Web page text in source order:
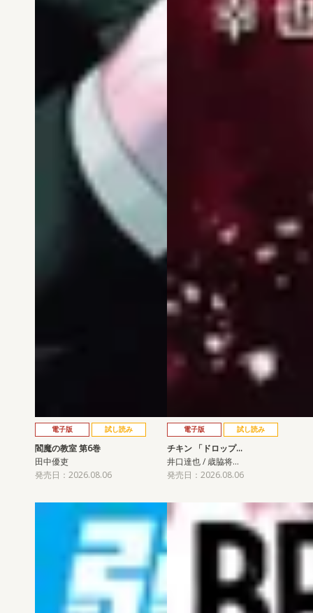
電子版 試し読み
閻魔の教室 第6巻
田中優吏
発売日：2026.08.06
電子版 試し読み
チキン 「ドロップ…
井口達也 / 歳脇将…
発売日：2026.08.06